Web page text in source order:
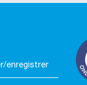
enregistrer